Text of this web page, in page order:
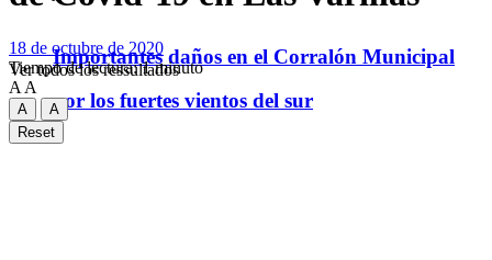
Importantes daños en el Corralón Municipal
por los fuertes vientos del sur
Ver todos los ressultados
18 de octubre de 2020
Tiempo de lectura: 1 minuto
A A
A
A
Reset